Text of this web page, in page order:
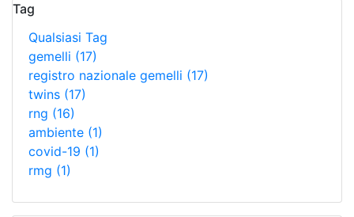
Tag
Qualsiasi Tag
gemelli (17)
registro nazionale gemelli (17)
twins (17)
rng (16)
ambiente (1)
covid-19 (1)
rmg (1)